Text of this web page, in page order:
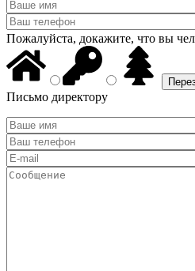
Пожалуйста, докажите, что вы
Письмо директору